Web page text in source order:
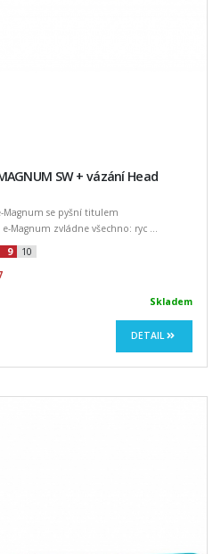
MAGNUM SW + vázání Head
Magnum se pyšní titulem
Magnum zvládne všechno: ryc ...
9
10
Skladem
DETAIL